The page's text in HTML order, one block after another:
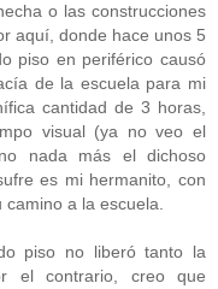
o las construcciones
aquí, donde hace unos 5
piso en periférico causó
de la escuela para mi
cantidad de 3 horas,
visual (ya no veo el
nada más el dichoso
es mi hermanito, con
a la escuela.
piso no liberó tanto la
el contrario, creo que